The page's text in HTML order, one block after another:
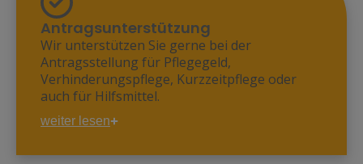
Antragsunterstützung
Wir unterstützen Sie gerne bei der
Antragsstellung für Pflegegeld,
Verhinderungspflege, Kurzzeitpflege oder
auch für Hilfsmittel.
Bei einer Begutachtung durch den
medizinischen Dienst der Krankenkassen
weiter lesen